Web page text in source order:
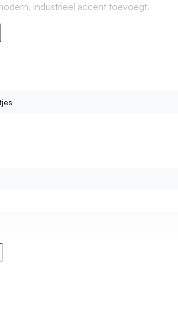
industrieel accent toevoegt.